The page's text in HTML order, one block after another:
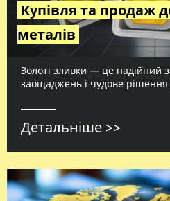
Купівля та продаж
металів
Золоті зливки — це надійний
заощаджень і чудове рішення
Детальніше >>